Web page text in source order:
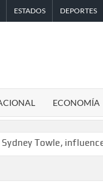
ESTADOS DEPORTES
ECONOMÍA
influencer que